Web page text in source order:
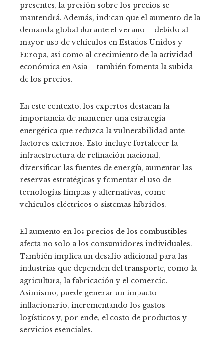
presentes, la presión sobre los precios se
mantendrá. Además, indican que el aumento de la
demanda global durante el verano —debido al
mayor uso de vehículos en Estados Unidos y
Europa, así como al crecimiento de la actividad
económica en Asia— también fomenta la subida
de los precios.
En este contexto, los expertos destacan la
importancia de mantener una estrategia
energética que reduzca la vulnerabilidad ante
factores externos. Esto incluye fortalecer la
infraestructura de refinación nacional,
diversificar las fuentes de energía, aumentar las
reservas estratégicas y fomentar el uso de
tecnologías limpias y alternativas, como
vehículos eléctricos o sistemas híbridos.
El aumento en los precios de los combustibles
afecta no solo a los consumidores individuales.
También implica un desafío adicional para las
industrias que dependen del transporte, como la
agricultura, la fabricación y el comercio.
Asimismo, puede generar un impacto
inflacionario, incrementando los gastos
logísticos y, por ende, el costo de productos y
servicios esenciales.